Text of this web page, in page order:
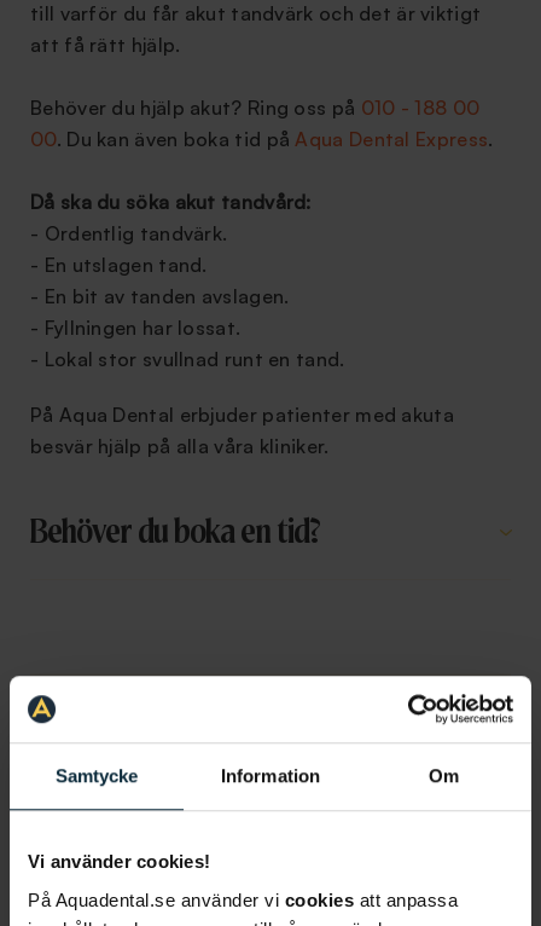
Samtycke Information Om
Vi använder cookies!
På Aquadental.se använder vi cookies att anpassa
till varför du får akut tandvärk och det är viktigt
att få rätt hjälp.
Behöver du hjälp akut? Ring oss på 010 - 188 00
00. Du kan även boka tid påAqua Dental Express.
Då ska du söka akut tandvård:
- Ordentlig tandvärk.
- En utslagen tand.
- En bit av tanden avslagen.
- Fyllningen har lossat.
- Lokal stor svullnad runt en tand.
På Aqua Dental erbjuder patienter med akuta
besvär hjälp på alla våra kliniker.
Behöver du boka en tid?
Mer om akut tandvård